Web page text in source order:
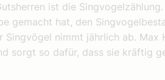
ist die
gemacht hat, den
Singvögel nimmt jährlich ab.
sorgt so dafür, dass sie kräftig